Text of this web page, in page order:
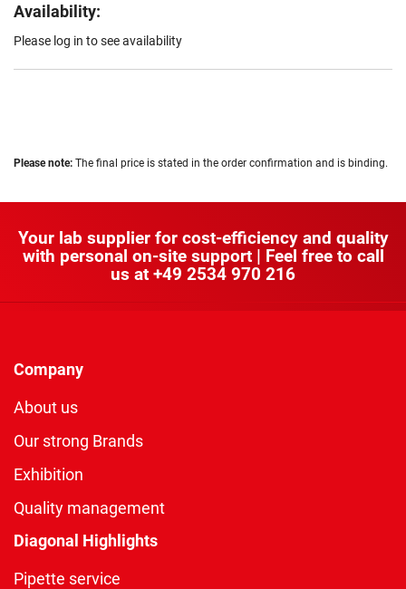
Availability:
Please log in to see availability
Please note: The final price is stated in the order confirmation and is binding.
Your lab supplier for cost-efficiency and quality
with personal on-site support | Feel free to call
us at +49 2534 970 216
Company
About us
Our strong Brands
Exhibition
Quality management
Diagonal Highlights
Pipette service